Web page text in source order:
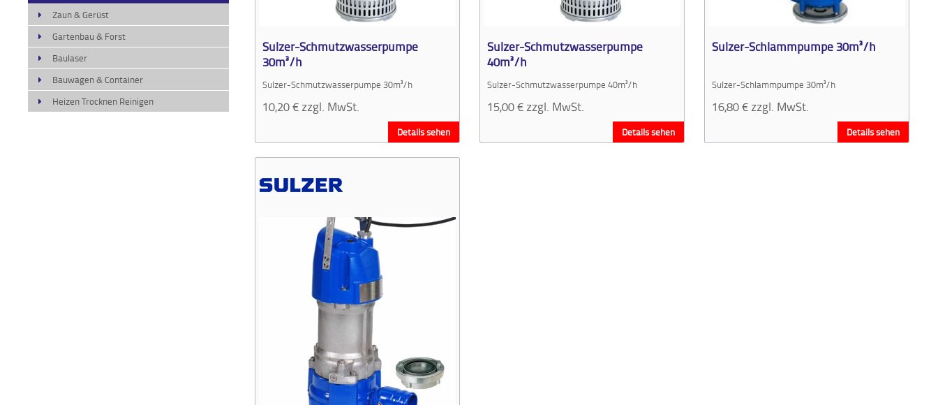
Sulzer-Schmutzwasserpumpe
30m³/h
Sulzer-Schmutzwasserpumpe 30m³/h
10,20€ zzgl. MwSt.
Details sehen
Sulzer-Schmutzwasserpumpe
40m³/h
Sulzer-Schmutzwasserpumpe 40m³/h
15,00€ zzgl. MwSt.
Details sehen
Sulzer-Schlammpumpe 30m³/h
Sulzer-Schlammpumpe 30m³/h
16,80€ zzgl. MwSt.
Details sehen
Zaun & Gerüst
Gartenbau & Forst
Baulaser
Bauwagen & Container
Heizen Trocknen Reinigen